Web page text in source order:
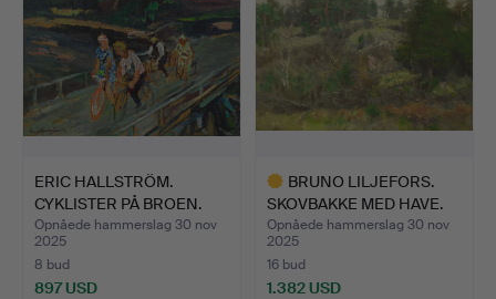
ERIC HALLSTRÖM.
CYKLISTER PÅ BROEN.
Opnåede hammerslag 30 nov
2025
8 bud
897 USD
BRUNO LILJEFORS.
SKOVBAKKE MED HAVE.
Opnåede hammerslag 30 nov
2025
16 bud
1.382 USD